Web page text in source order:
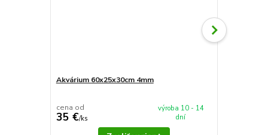
Akvárium 60x25x30cm 4mm
cena od
35 €/ks
výroba 10 - 14
dní